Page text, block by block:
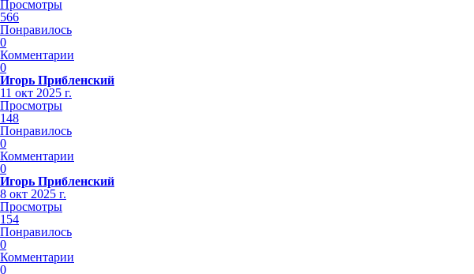
Просмотры
566
Понравилось
0
Комментарии
0
Игорь Прибленский
11 окт 2025 г.
Просмотры
148
Понравилось
0
Комментарии
0
Игорь Прибленский
8 окт 2025 г.
Просмотры
154
Понравилось
0
Комментарии
0